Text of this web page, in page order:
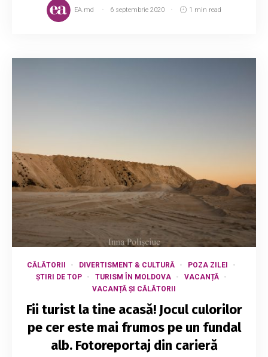
EA.md 6 septembrie 2020 1 min read
CĂLĂTORII DIVERTISMENT & CULTURĂ
POZA ZILEI
ȘTIRI DE TOP
TURISM ÎN MOLDOVA
VACANȚĂ
VACANȚĂ ȘI CĂLĂTORII
Fii turist la tine acasă! Jocul culorilor
pe cer este mai frumos pe un fundal
alb. Fotoreportaj din carieră